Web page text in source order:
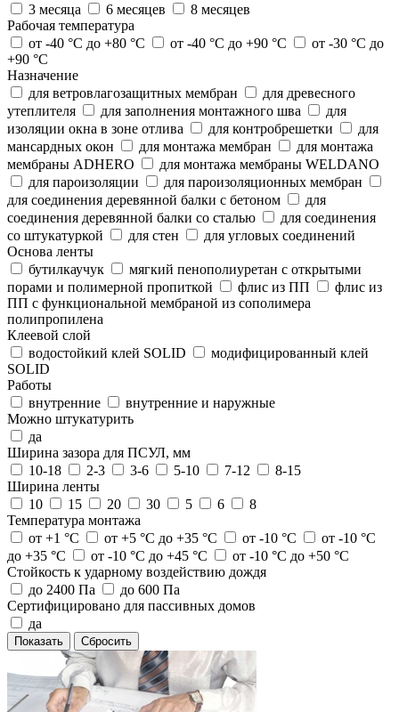
3 месяца
6 месяцев
8 месяцев
Рабочая температура
от -40 °C до +80 °C
от -40 °C до +90 °C
от -30 °C до
+90 °C
Назначение
для ветровлагозащитных мембран
для древесного
утеплителя
для заполнения монтажного шва
для
изоляции окна в зоне отлива
для контробрешетки
для
мансардных окон
для монтажа мембран
для монтажа
мембраны ADHERO
для монтажа мембраны WELDANO
для пароизоляции
для пароизоляционных мембран
для соединения деревянной балки с бетоном
для
соединения деревянной балки со сталью
для соединения
со штукатуркой
для стен
для угловых соединений
Основа ленты
бутилкаучук
мягкий пенополиуретан с открытыми
порами и полимерной пропиткой
флис из ПП
флис из
ПП с функциональной мембраной из сополимера
полипропилена
Клеевой слой
водостойкий клей SOLID
модифицированный клей
SOLID
Работы
внутренние
внутренние и наружные
Можно штукатурить
да
Ширина зазора для ПСУЛ, мм
10-18
2-3 3-6 5-10 7-12
8-15
Ширина ленты
10
15 20 30 5 6
8
Температура монтажа
от +1 °C
от +5 °C до +35 °C от -10 °C
от -10 °C
до +35 °C
от -10 °C до +45 °C
от -10 °C до +50 °C
Стойкость к ударному воздействию дождя
до 2400 Па
до 600 Па
Сертифицировано для пассивных домов
да